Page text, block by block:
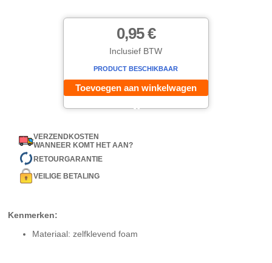
0,95 €
Inclusief BTW
PRODUCT BESCHIKBAAR
Toevoegen aan winkelwagen
VERZENDKOSTEN
WANNEER KOMT HET AAN?
RETOURGARANTIE
VEILIGE BETALING
Kenmerken:
Materiaal: zelfklevend foam